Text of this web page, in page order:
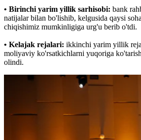
• Birinchi yarim yillik sarhisobi: bank
natijalar bilan bo'lishib, kelgusida qaysi
chiqishimiz mumkinligiga urg'u berib o'tdi.
• Kelajak rejalari: ikkinchi yarim yillik
moliyaviy ko'rsatkichlarni yuqoriga
olindi.